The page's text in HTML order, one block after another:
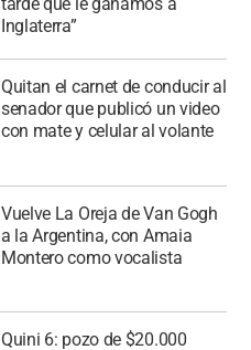
Inglaterra”
Quitan el carnet de conducir al
senador que publicó un video
con mate y celular al volante
Vuelve La Oreja de Van Gogh
a la Argentina, con Amaia
Montero como vocalista
Quini 6: pozo de $20.000